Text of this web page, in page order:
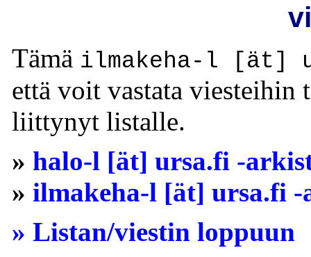
Tämä ilmakeha-l [ät]
että voit vastata viesteihin
liittynyt listalle.
» halo-l [ät] ursa.fi -
» ilmakeha-l [ät] ursa.fi -
» Listan/viestin loppuun